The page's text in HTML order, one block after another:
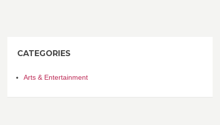
CATEGORIES
Arts & Entertainment